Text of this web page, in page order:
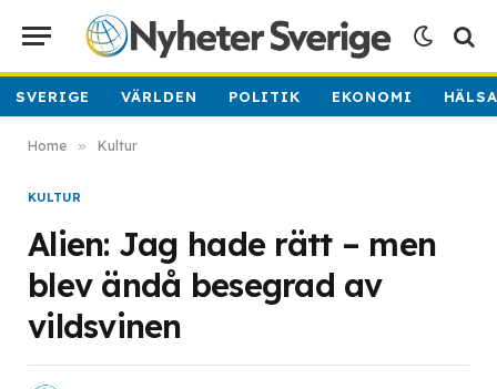
SVERIGE VÄRLDEN POLITIK EKONOMI
Home » Kultur
KULTUR
Alien: Jag hade rätt – men
blev ändå besegrad av
vildsvinen